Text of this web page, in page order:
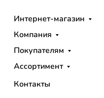
Интернет-магазин
Компания
Покупателям
Ассортимент
Контакты